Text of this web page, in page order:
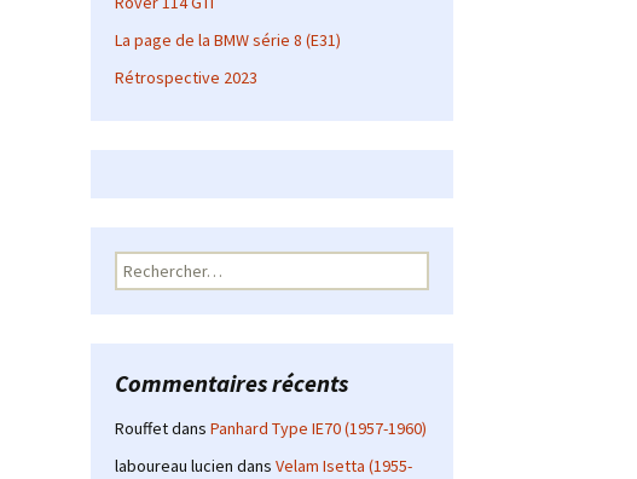
La page de la BMW série 8 (E31)
Rétrospective 2023
Rechercher :
Commentaires récents
Rouffetdans Panhard Type IE70 (1957-1960)
laboureau lucien dans Velam Isetta (1955-